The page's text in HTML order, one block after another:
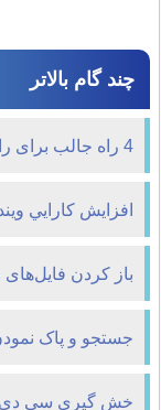
چند گام بالاتر
Explorer
افزايش كارايي
باز کردن فایل‌های
جستجو و پاک
خش گیری سی دی